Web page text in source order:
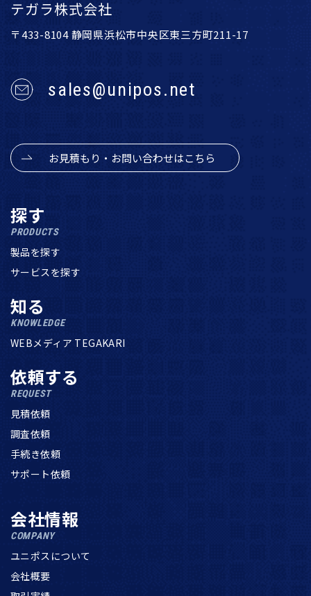
テガラ株式会社
〒433-8104 静岡県浜松市中央区東三方町211-17
sales@unipos.net
お見積もり・お問い合わせはこちら
探す
PRODUCTS
製品を探す
サービスを探す
知る
KNOWLEDGE
WEBメディア TEGAKARI
依頼する
REQUEST
見積依頼
調査依頼
手続き依頼
サポート依頼
会社情報
COMPANY
ユニポスについて
会社概要